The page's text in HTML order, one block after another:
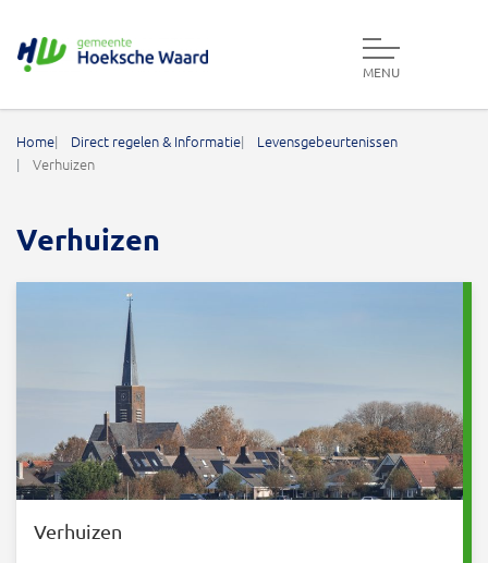
MENU
Home Direct regelen & Informatie
Levensgebeurtenissen
Verhuizen
Verhuizen
Verhuizen